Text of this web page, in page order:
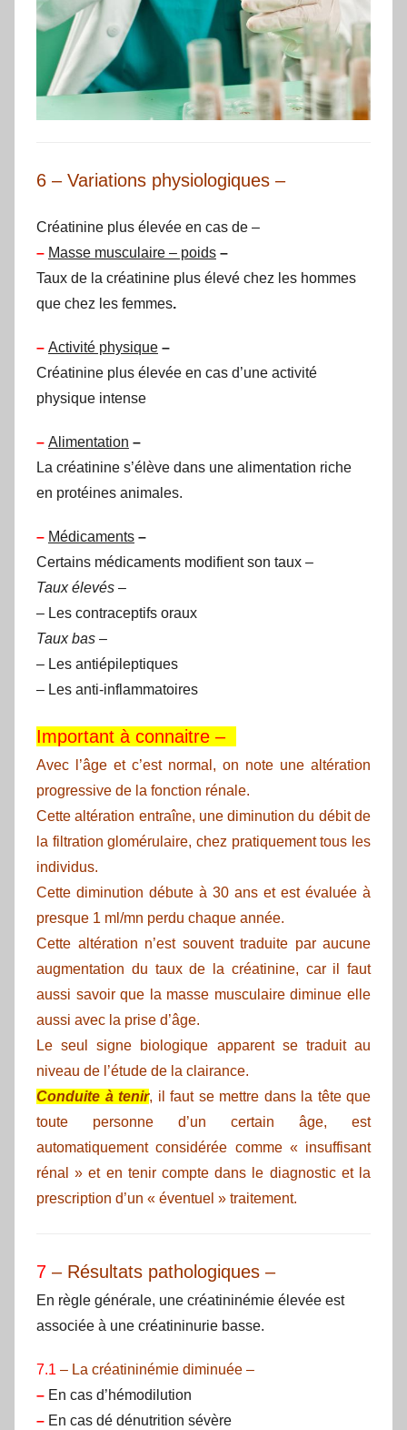
6 – Variations physiologiques –
Créatinine plus élevée en cas de –
– Masse musculaire – poids –
Taux de la créatinine plus élevé chez les hommes
que chez les femmes.
– Activité physique –
Créatinine plus élevée en cas d’une activité
physique intense
– Alimentation –
La créatinine s’élève dans une alimentation riche
en protéines animales.
– Médicaments –
Certains médicaments modifient son taux –
Taux élevés –
– Les contraceptifs oraux
Taux bas –
– Les antiépileptiques
– Les anti-inflammatoires
Important à connaitre –
Avec l’âge et c’est normal, on note une altération
progressive de la fonction rénale.
Cette altération entraîne, une diminution du débit de
la filtration glomérulaire, chez pratiquement tous les
individus.
Cette diminution débute à 30 ans et est évaluée à
presque 1 ml/mn perdu chaque année.
Cette altération n’est souvent traduite par aucune
augmentation du taux de la créatinine, car il faut
aussi savoir que la masse musculaire diminue elle
aussi avec la prise d’âge.
Le seul signe biologique apparent se traduit au
niveau de l’étude de la clairance.
Conduite à tenir, il faut se mettre dans la tête que
toute personne d’un certain âge, est
automatiquement considérée comme « insuffisant
rénal » et en tenir compte dans le diagnostic et la
prescription d’un « éventuel » traitement.
7 – Résultats pathologiques –
En règle générale, une créatininémie élevée est
associée à une créatininurie basse.
7.1 – La créatininémie diminuée –
– En cas d’hémodilution
– En cas dé dénutrition sévère